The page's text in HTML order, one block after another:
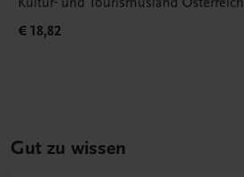
€ 18,82
Gut zu wissen